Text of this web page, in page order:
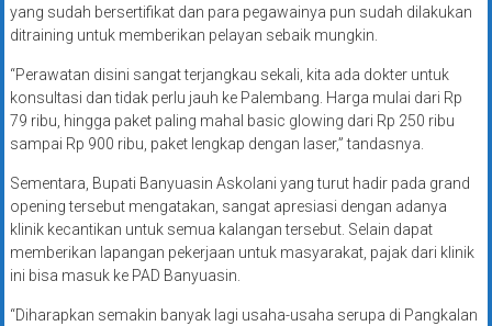
yang sudah bersertifikat dan para pegawainya pun sudah dilakukan
ditraining untuk memberikan pelayan sebaik mungkin.
“Perawatan disini sangat terjangkau sekali, kita ada dokter untuk
konsultasi dan tidak perlu jauh ke Palembang. Harga mulai dari Rp
79 ribu, hingga paket paling mahal basic glowing dari Rp 250 ribu
sampai Rp 900 ribu, paket lengkap dengan laser,” tandasnya.
Sementara, Bupati Banyuasin Askolani yang turut hadir pada grand
opening tersebut mengatakan, sangat apresiasi dengan adanya
klinik kecantikan untuk semua kalangan tersebut. Selain dapat
memberikan lapangan pekerjaan untuk masyarakat, pajak dari klinik
ini bisa masuk ke PAD Banyuasin.
“Diharapkan semakin banyak lagi usaha-usaha serupa di Pangkalan